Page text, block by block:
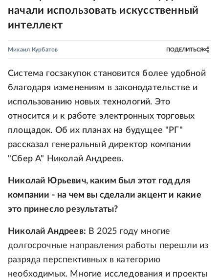
начали использовать искусственный
интеллект
Михаил Курбатов ПОДЕЛИТЬСЯ
Система госзакупок становится более удобной
благодаря изменениям в законодательстве и
использованию новых технологий. Это
относится и к работе электронных торговых
площадок. Об их планах на будущее "РГ"
рассказал генеральный директор компании
"Сбер А" Николай Андреев.
Николай Юрьевич, каким был этот год для
компании - на чем вы сделали акцент и какие
это принесло результаты?
Николай Андреев: В 2025 году многие
долгосрочные направления работы перешли из
разряда перспективных в категорию
необходимых. Многие исследования и проекты